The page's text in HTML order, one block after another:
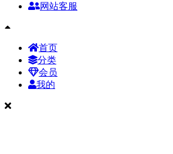
网站客服
首页
分类
会员
我的